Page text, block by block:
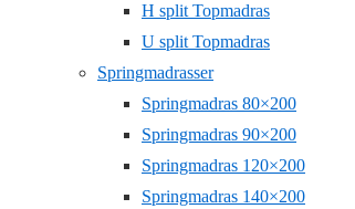
H split Topmadras
U split Topmadras
Springmadrasser
Springmadras 80×200
Springmadras 90×200
Springmadras 120×200
Springmadras 140×200